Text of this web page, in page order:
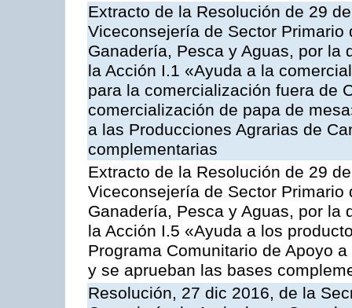
Extracto de la Resolución de 29
Viceconsejería de Sector
Ganadería, Pesca y Aguas, por la
la Acción I.1 «Ayuda a la
para la comercialización fuera de
comercialización de papa de
a las Producciones Agrarias de
complementarias
Extracto de la Resolución de 29
Viceconsejería de Sector
Ganadería, Pesca y Aguas, por la
la Acción I.5 «Ayuda a los
Programa Comunitario de Apoyo
y se aprueban las bases
Resolución, 27 dic 2016, de la